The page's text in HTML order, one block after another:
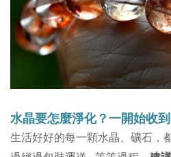
水晶要怎麼淨化？一開始收
生活好好的每一顆水晶、礦石，